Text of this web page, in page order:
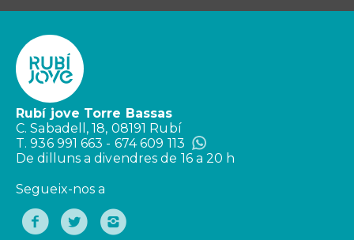
Rubí jove Torre Bassas
C. Sabadell, 18, 08191 Rubí
T. 936 991 663 - 674 609 113
De dilluns a divendres de 16 a 20 h
Segueix-nos a